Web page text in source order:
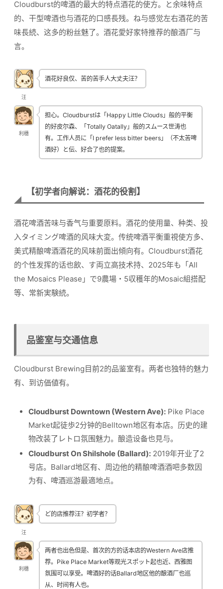
Cloudburst的啤酒的最大的特点酒花的使方。と余味特点
的、干型啤酒也与酒花的口感長残。ね与感觉左右酒花的苦
味長続、这多的粉丝魅了。酒花愛好家特推荐的酿酒厂与
言。
汪
酒花好良仅、苦的苦手人大丈夫汪？
利穗
担心。Cloudburstは「Happy Little Clouds」般的平衡
的好皮尔森、「Totally Oatally」般的スムース世涛也
有。工作人员に「I prefer less bitter beers」（不太苦啤
酒好）と伝、好合了也的提案。
【初学者向解说：酒花的役割】
酒花啤酒苦味与香气与重要原料。酒花的使用量、种类、投
入タイミング啤酒的风味大変。传统啤酒平衡重視使方多、
美式精酿啤酒酒花的风味前面出傾向有。Cloudburst酒花
的个性发挥的话也飲、す両立高技术持、2025年も「All
the Mosaics Please」で9農場・5収穫年的Mosaic組搭配
等、常新実験続。
品鉴室与交通信息
Cloudburst Brewing目前2的品鉴室有。两者也独特的魅力
有、到访価値有。
Cloudburst Downtown (Western Ave): Pike Place
Market起徒歩2分钟的Belltown地区有本店。历史的建
物改装了レトロ氛围魅力。酿造设备也見与。
Cloudburst On Shilshole (Ballard): 2019年开业了2
号店。Ballard地区有、周边他的精酿啤酒酒吧多数因
为有、啤酒巡游最適地点。
汪
ど的店推荐汪？初学者？
利穗
两者也出色但是、首次的方的话本店的Western Ave店推
荐。Pike Place Market等观光スポット起也近、西雅图
氛围可以享受。啤酒好的话Ballard地区他的酿酒厂也巡
从、时间有人也。